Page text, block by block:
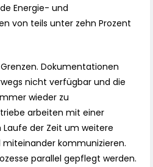
Energie- und
von teils unter zehn Prozent
Dokumentationen
nicht verfügbar und die
wieder zu
arbeiten mit einer
der Zeit um weitere
miteinander kommunizieren.
parallel gepflegt werden.